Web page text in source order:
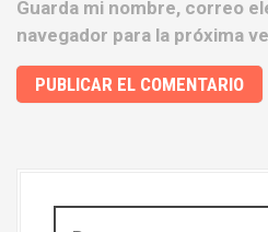
Guarda mi nombre, correo
navegador para la próxima